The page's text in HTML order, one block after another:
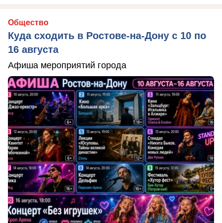
Общество
Куда сходить в Ростове-на-Дону с 10 по
16 августа
Афиша мероприятий города